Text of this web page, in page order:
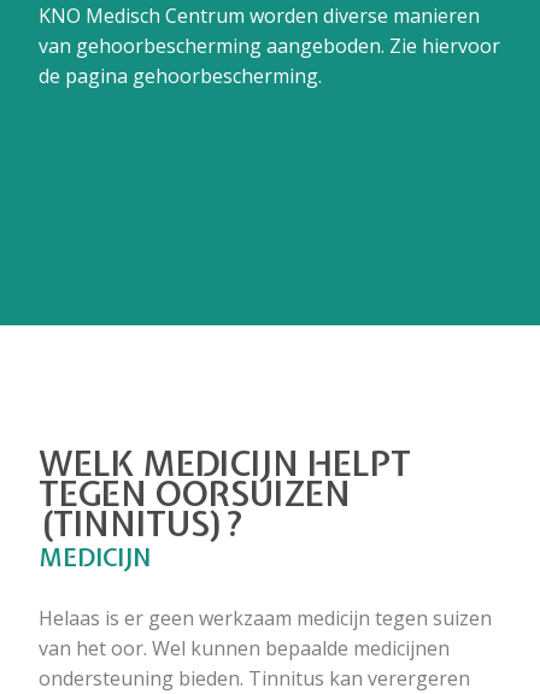
KNO Medisch Centrum worden diverse manieren
van gehoorbescherming aangeboden. Zie hiervoor
de pagina gehoorbescherming.
WELK MEDICIJN HELPT
TEGEN OORSUIZEN
(TINNITUS)?
MEDICIJN
Helaas is er geen werkzaam medicijn tegen suizen
van het oor. Wel kunnen bepaalde medicijnen
ondersteuning bieden. Tinnitus kan verergeren